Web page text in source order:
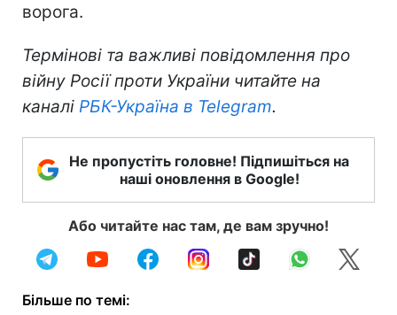
ворога.
Термінові та важливі повідомлення про
війну Росії проти України читайте на
каналі РБК-Україна в Telegram.
Не пропустіть головне! Підпишіться на
наші оновлення в Google!
Або читайте нас там, де вам зручно!
Більше по темі: